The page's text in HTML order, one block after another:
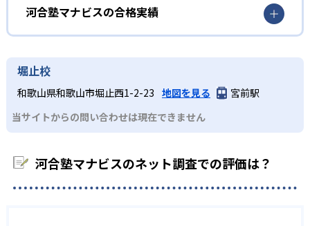
までのロードマップを計画することができる。
河合塾マナビスでは、高1・2年生を対象に定期的に「学力
到達度テスト」を行っている。学習した内容が定着してい
るのかを計測することで、志望校別に到達度を把握するこ
03 アドバイスタイム
河合塾マナビスでは、毎回の映像授業とチェックテストの
ットすることでより理解を深め、復習すべき箇所を可視化
状況に応じて受講数も柔軟に増減でき、部活動が忙しい時
ほとんどの校舎で月〜土曜は22時まで、日・祝も18時頃ま
で開館しているため、スケジュールに合わせた通塾できる
ことがメリットだ。
また、学習アドバイザーが年間・月間の学習計画や受験戦
略の立案をサポートするため、映像授業を最大限に活かし
て効率的に学力を高められる。
どんなデメリットがある？
ってはいつでも行けると思い、通塾を後回しにしてしまう
可能性がある。
また、集団授業のような仲間と切磋琢磨する学習環境では
河合塾マナビスの合格実績
河合塾マナビスは、河合塾グループ全体の合格実績を公式
実績は以下の通りである。
高校の合格実績
東京大学 1,321 京都大学 1,377
北海道大学 648 東北大学 671
堀止校
和歌山県和歌山市堀止西1-2-23 地図を見る
宮前駅
当サイトからの問い合わせは現在できません
河合塾マナビスのネット調査での評価は？